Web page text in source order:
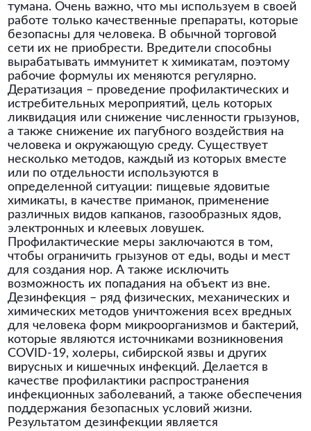
тумана. Очень важно, что мы используем в своей
работе только качественные препараты, которые
безопасны для человека. В обычной торговой
сети их не приобрести. Вредители способны
вырабатывать иммунитет к химикатам, поэтому
рабочие формулы их меняются регулярно.
Дератизация – проведение профилактических и
истребительных мероприятий, цель которых
ликвидация или снижение численности грызунов,
а также снижение их пагубного воздействия на
человека и окружающую среду. Существует
несколько методов, каждый из которых вместе
или по отдельности используются в
определенной ситуации: пищевые ядовитые
химикаты, в качестве приманок, применение
различных видов капканов, газообразных ядов,
электронных и клеевых ловушек.
Профилактические меры заключаются в том,
чтобы ограничить грызунов от еды, воды и мест
для создания нор. А также исключить
возможность их попадания на объект из вне.
Дезинфекция – ряд физических, механических и
химических методов уничтожения всех вредных
для человека форм микроорганизмов и бактерий,
которые являются источниками возникновения
COVID-19, холеры, сибирской язвы и других
вирусных и кишечных инфекций. Делается в
качестве профилактики распространения
инфекционных заболеваний, а также обеспечения
поддержания безопасных условий жизни.
Результатом дезинфекции является